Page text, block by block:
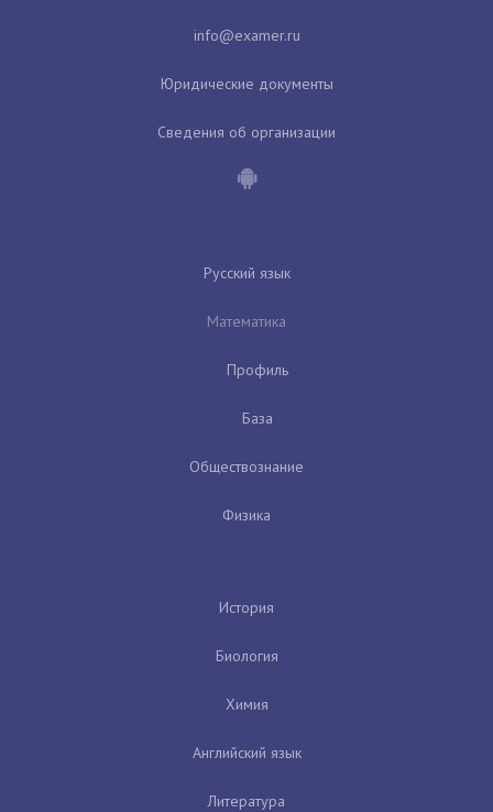
Юридические документы
Сведения об организации
Русский язык
Математика
Профиль
База
Обществознание
Физика
История
Биология
Химия
Английский язык
Литература